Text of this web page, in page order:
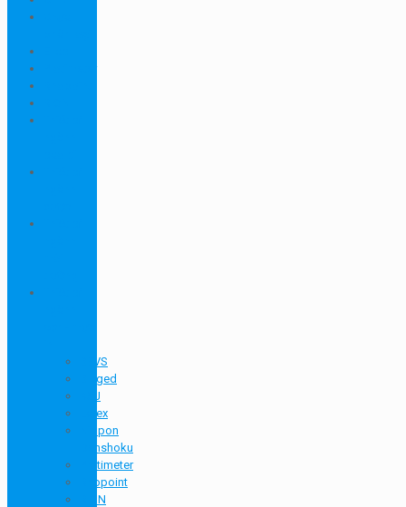
BEVS
Biuged
KSJ
Latex
Nippon
Denshoku
Protimeter
Rhopoint
RION